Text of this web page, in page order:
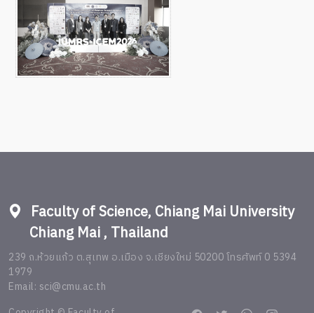
Faculty of Science, Chiang Mai University
Chiang Mai , Thailand
239 ถ.ห้วยแก้ว ต.สุเทพ อ.เมือง จ.เชียงใหม่ 50200 โทรศัพท์ 0 5394
1979
Email: sci@cmu.ac.th